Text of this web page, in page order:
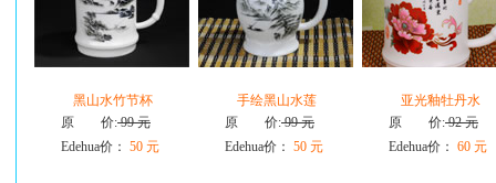
黑山水竹节杯
原 价:99 元
Edehua价： 50 元
手绘黑山水莲
原 价:99 元
Edehua价： 50 元
亚光釉牡丹水
原 价:92 元
Edehua价： 60 元